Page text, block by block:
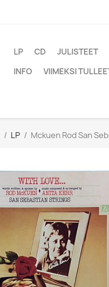
LP CD JULISTEET
INFO
VIIMEKSI
LP Mckuen Rod San